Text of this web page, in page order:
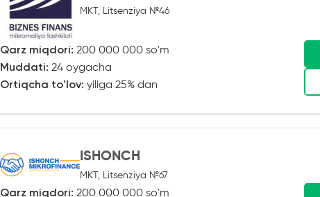
MKT, Litsenziya №46
Qarz miqdori: 200 000 000 so'm
Muddati: 24 oygacha
Ortiqcha to'lov: yiliga 25% dan
ISHONCH
MKT, Litsenziya №67
Qarz miqdori: 200 000 000 so'm